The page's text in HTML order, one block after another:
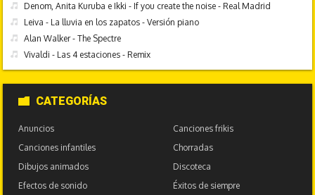
Denom, Anita Kuruba e Ikki - If you create the noise - Real Madrid
Leiva - La lluvia en los zapatos - Versión piano
Alan Walker - The Spectre
Vivaldi - Las 4 estaciones - Remix
CATEGORÍAS
Anuncios
Canciones frikis
Canciones infantiles
Chorradas
Dibujos animados
Discoteca
Efectos de sonido
Éxitos de siempre